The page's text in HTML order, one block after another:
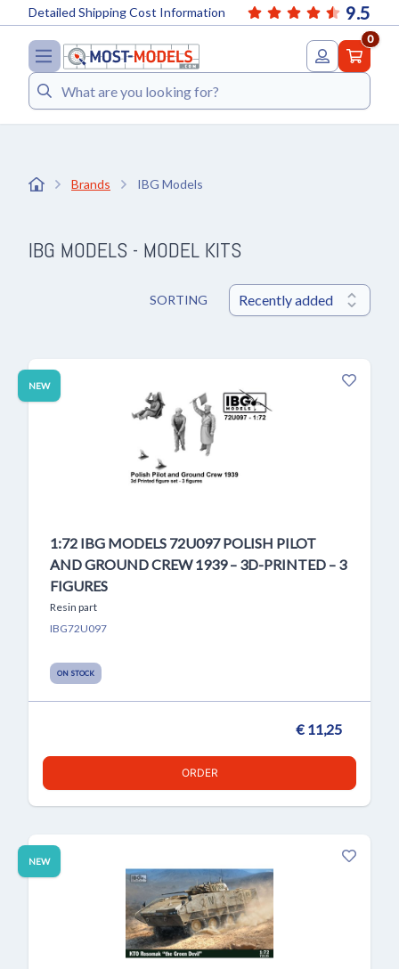
9.5
Detailed Shipping Cost Information
0
Search
Brands IBG Models
IBG MODELS - MODEL KITS
SORTING
NEW
1:72 IBG MODELS 72U097 POLISH PILOT
AND GROUND CREW 1939 – 3D-PRINTED – 3
FIGURES
Resin part
IBG72U097
ON STOCK
€ 11,25
ORDER
NEW